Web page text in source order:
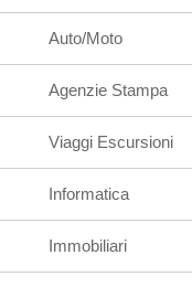
Auto/Moto
Agenzie Stampa
Viaggi Escursioni
Informatica
Immobiliari